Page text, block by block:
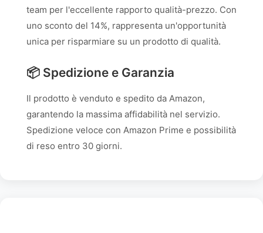
team per l'eccellente rapporto qualità-prezzo. Con
uno sconto del 14%, rappresenta un'opportunità
unica per risparmiare su un prodotto di qualità.
📦 Spedizione e Garanzia
Il prodotto è venduto e spedito da Amazon,
garantendo la massima affidabilità nel servizio.
Spedizione veloce con Amazon Prime e possibilità
di reso entro 30 giorni.